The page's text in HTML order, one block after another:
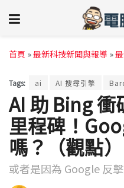
首頁 »最新科技新聞與報導 »
Tags: ai AI 搜尋引擎
AI 助 Bing 衝
里程碑！
嗎？（觀點）
或者是因為 Google 反